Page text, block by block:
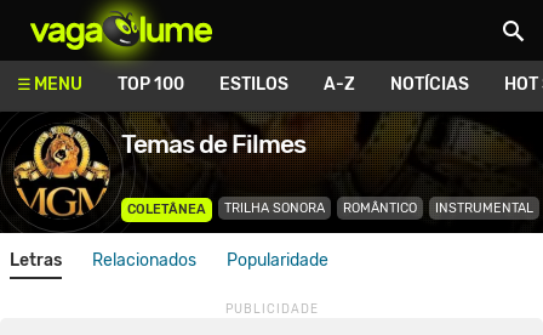
MENU TOP 100 ESTILOS A-Z NOTÍCIAS
Temas de Filmes
COLETÂNEA TRILHA SONORA ROMÂNTICO INSTRUMENTAL
Letras Relacionados Popularidade